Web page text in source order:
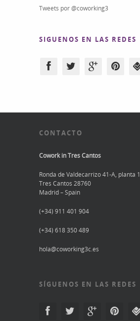
Tweets por @coworking3
SIGUENOS EN LAS REDES
CONTACTO
Cowork in Tres Cantos
Ronda de Valdecarrizo 41-A, planta 1
Tres Cantos 28760
Madrid – Spain
(+34) 911 401 904
(+34) 618 350 489
hola@coworking3c.es
SÍGUENOS EN LAS REDES